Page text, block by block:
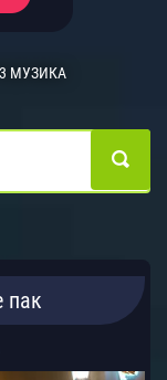
МУЗИКА
пак